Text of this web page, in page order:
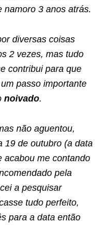
namoro 3 anos atrás.
diversas coisas
2 vezes, mas tudo
contribui para que
passo importante
noivado.
não aguentou,
19 de outubro (a data
acabou me contando
pela
a pesquisar
tudo perfeito,
para a data então